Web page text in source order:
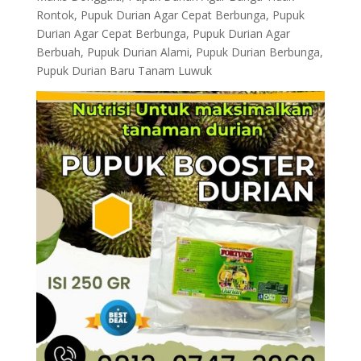
Rontok, Pupuk Durian Agar Cepat Berbunga, Pupuk
Durian Agar Cepat Berbunga, Pupuk Durian Agar
Berbuah, Pupuk Durian Alami, Pupuk Durian Berbunga,
Pupuk Durian Baru Tanam Luwuk